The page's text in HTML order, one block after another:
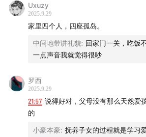
《中国在梁庄》这本书大家可能都不陌
河南的家乡梁庄。通过记录这个小村庄
国。对很多读者来说，梁鸿的名字，是
村」紧密联系在一起的。
所以，当梁鸿老师的最新作品《要有光
都有一点惊讶。这本书的关注点，从广
Uxuzy
2025.9.29
家里四个人，四座孤岛。
中间地带讲礼貌: 回家门一关，吃饭
一点声音我就觉得很吵
罗西
2025.9.29
21:57 说得好对，父母没有那么天然爱
的
小豪本豪: 抚养子女的过程就是学习